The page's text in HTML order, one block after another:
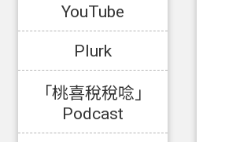
YouTube
Plurk
「桃喜稅稅唸」
Podcast